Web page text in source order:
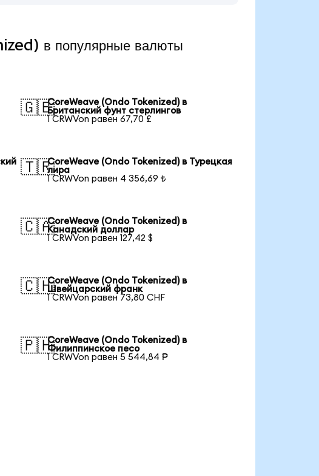
в популярные валюты
🇬🇧CoreWeave (Ondo Tokenized) в
Британский фунт стерлингов
1 CRWVon равен 67,70 £
🇹🇷CoreWeave (Ondo Tokenized) в Турецкая
лира
1 CRWVon равен 4 356,69 ₺
🇨🇦CoreWeave (Ondo Tokenized) в
Канадский доллар
1 CRWVon равен 127,42 $
🇨🇭CoreWeave (Ondo Tokenized) в
Швейцарский франк
1 CRWVon равен 73,80 CHF
🇵🇭CoreWeave (Ondo Tokenized) в
Филиппинское песо
1 CRWVon равен 5 544,84 ₱